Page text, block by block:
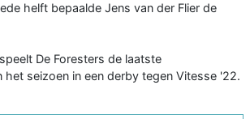
helft bepaalde Jens van der Flier de
De Foresters de laatste
seizoen in een derby tegen Vitesse '22.